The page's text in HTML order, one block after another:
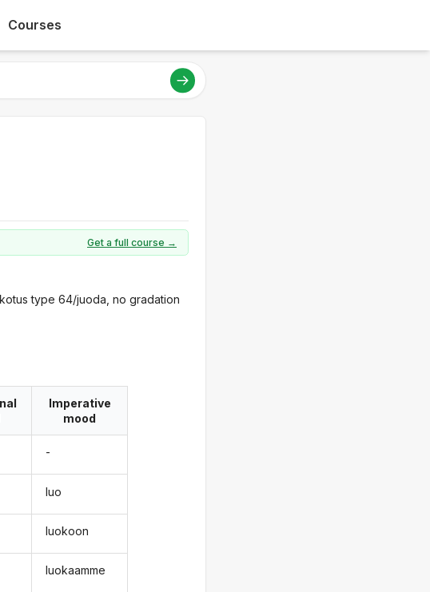
Courses
Get a full course →
type 64/juoda, no gradation
Imperative
mood
-
luo
luokoon
luokaamme